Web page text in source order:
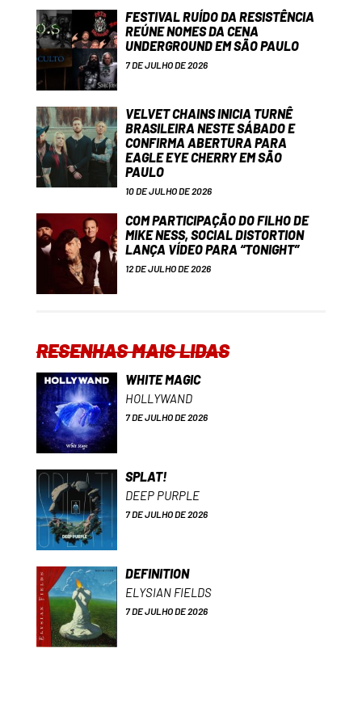
FESTIVAL RUÍDO DA RESISTÊNCIA
REÚNE NOMES DA CENA
UNDERGROUND EM SÃO PAULO
7 DE JULHO DE 2026
VELVET CHAINS INICIA TURNÊ
BRASILEIRA NESTE SÁBADO E
CONFIRMA ABERTURA PARA
EAGLE EYE CHERRY EM SÃO
PAULO
10 DE JULHO DE 2026
COM PARTICIPAÇÃO DO FILHO DE
MIKE NESS, SOCIAL DISTORTION
LANÇA VÍDEO PARA “TONIGHT”
12 DE JULHO DE 2026
RESENHAS MAIS LIDAS
WHITE MAGIC
HOLLYWAND
7 DE JULHO DE 2026
SPLAT!
DEEP PURPLE
7 DE JULHO DE 2026
DEFINITION
ELYSIAN FIELDS
7 DE JULHO DE 2026